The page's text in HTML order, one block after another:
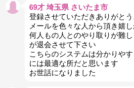
69才 埼玉県 さいたま市
登録させていただきありがと
メールを色々な人から頂き嬉
何人もの人とのやり取りが難
が退会させて下さい
こちらのシステムは分かりや
には最適な所だと思います
お世話になりました